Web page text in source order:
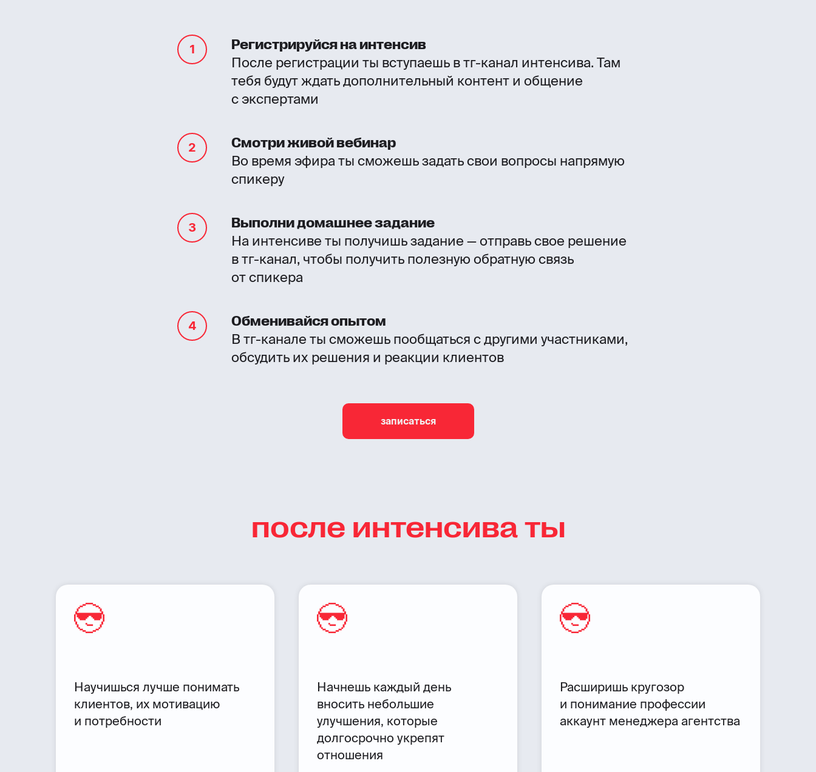
Регистрируйся на интенсив
После регистрации ты вступаешь в тг-канал интенсива. Там
тебя будут ждать дополнительный контент и общение
с экспертами
Смотри живой вебинар
Во время эфира ты сможешь задать свои вопросы напрямую
спикеру
Выполни домашнее задание
На интенсиве ты получишь задание — отправь свое решение
в тг-канал, чтобы получить полезную обратную связь
от спикера
Обменивайся опытом
В тг-канале ты сможешь пообщаться с другими участниками,
обсудить их решения и реакции клиентов
записаться
после интенсива ты
Научишься лучше понимать
клиентов, их мотивацию
и потребности
Начнешь каждый день
вносить небольшие
улучшения, которые
долгосрочно укрепят
отношения
Расширишь кругозор
и понимание профессии
аккаунт менеджера агентства